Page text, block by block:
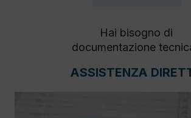
Hai bisogno di
documentazione
ASSISTENZA